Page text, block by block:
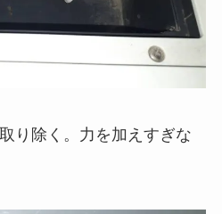
り除く。力を加えすぎな